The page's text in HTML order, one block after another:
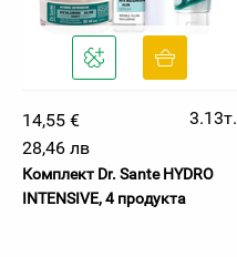
14,55 €
3.13т.
28,46 лв
Комплект Dr. Sante HYDRO
INTENSIVE, 4 продукта